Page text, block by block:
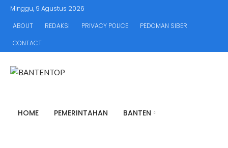
Minggu, 9 Agustus 2026
ABOUT
REDAKSI PRIVACY POLICE
PEDOMAN SIBER
CONTACT
HOME PEMERINTAHAN BANTEN